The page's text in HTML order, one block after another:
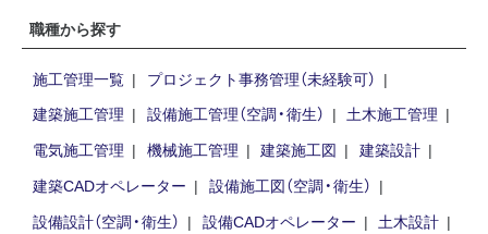
職種から探す
施工管理一覧
プロジェクト事務管理（未経験可）
建築施工管理
設備施工管理（空調・衛生）
土木施工管理
電気施工管理
機械施工管理 建築施工図
建築設計
建築CADオペレーター
設備施工図（空調・衛生）
設備設計（空調・衛生）
設備CADオペレーター
土木設計